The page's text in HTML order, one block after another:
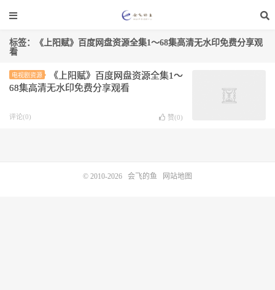
标签：《上阳赋》百度网盘资源全集1～68集高清无水印免费分享观
看
电视剧资源
《上阳赋》百度网盘资源全集1～
68集高清无水印免费分享观看
评论(0) 赞(0)
© 2010-2026 会飞的鱼 网站地图